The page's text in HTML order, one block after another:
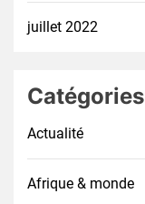
juillet 2022
Catégories
Actualité
Afrique & monde